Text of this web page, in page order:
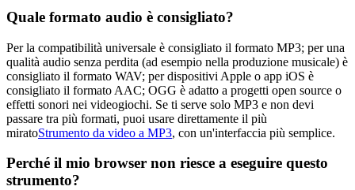
Quale formato audio è consigliato?
Per la compatibilità universale è consigliato il formato MP3; per una
qualità audio senza perdita (ad esempio nella produzione musicale) è
consigliato il formato WAV; per dispositivi Apple o app iOS è
consigliato il formato AAC; OGG è adatto a progetti open source o
effetti sonori nei videogiochi. Se ti serve solo MP3 e non devi
passare tra più formati, puoi usare direttamente il più
miratoStrumento da video a MP3, con un'interfaccia più semplice.
Perché il mio browser non riesce a eseguire questo
strumento?